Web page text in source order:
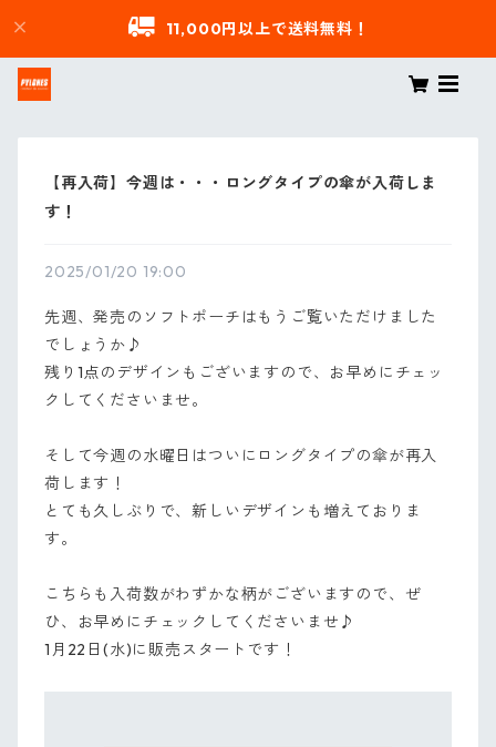
11,000円以上で送料無料！
【再入荷】今週は・・・ロングタイプの傘が入荷しま
す！
2025/01/20 19:00
先週、発売のソフトポーチはもうご覧いただけました
でしょうか♪
残り1点のデザインもございますので、お早めにチェッ
クしてくださいませ。
そして今週の水曜日はついにロングタイプの傘が再入
荷します！
とても久しぶりで、新しいデザインも増えておりま
す。
こちらも入荷数がわずかな柄がございますので、ぜ
ひ、お早めにチェックしてくださいませ♪
1月22日(水)に販売スタートです！